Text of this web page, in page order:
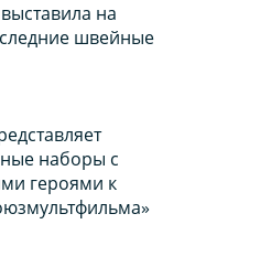
на
швейные
наборы с
героями к